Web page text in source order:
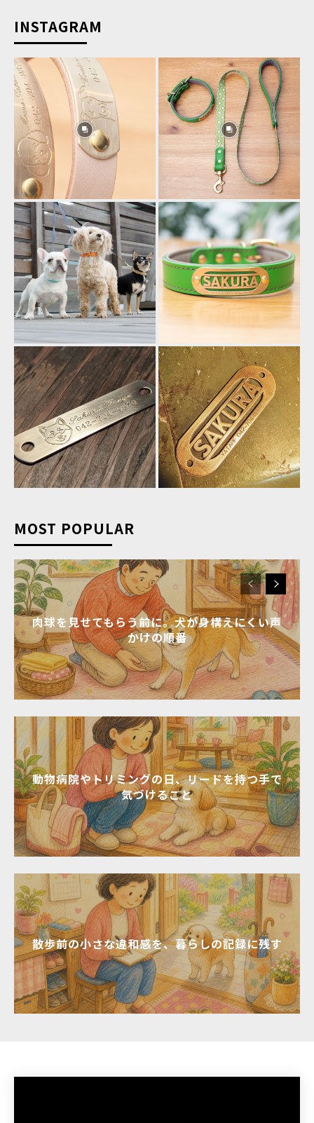
INSTAGRAM
MOST POPULAR
肉球を見せてもらう前に。犬が身構えにくい声
かけの順番
動物病院やトリミングの日、リードを持つ手で
気づけること
散歩前の小さな違和感を、暮らしの記録に残す